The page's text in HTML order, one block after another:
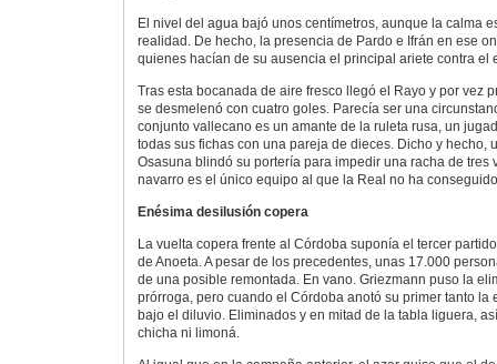
El nivel del agua bajó unos centímetros, aunque la calma
realidad. De hecho, la presencia de Pardo e Ifrán en ese
quienes hacían de su ausencia el principal ariete contra el
Tras esta bocanada de aire fresco llegó el Rayo y por vez
se desmelenó con cuatro goles. Parecía ser una
conjunto vallecano es un amante de la ruleta rusa, un
todas sus fichas con una pareja de dieces. Dicho y hecho,
Osasuna blindó su portería para impedir una racha de tres
navarro es el único equipo al que la Real no ha
Enésima desilusión copera
La vuelta copera frente al Córdoba suponía el tercer
de Anoeta. A pesar de los precedentes, unas 17.000
de una posible remontada. En vano. Griezmann puso la
prórroga, pero cuando el Córdoba anotó su primer tanto la
bajo el diluvio. Eliminados y en mitad de la tabla liguera,
chicha ni limoná.